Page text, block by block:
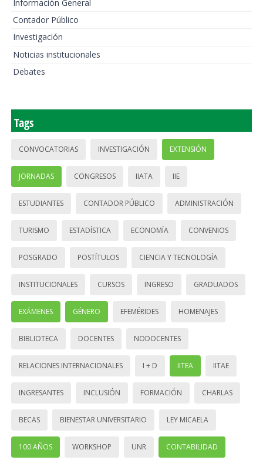
Información General
Contador Público
Investigación
Noticias institucionales
Debates
Tags
CONVOCATORIAS INVESTIGACIÓN EXTENSIÓN
JORNADAS CONGRESOS IIATA IIE
ESTUDIANTES CONTADOR PÚBLICO ADMINISTRACIÓN
TURISMO ESTADÍSTICA ECONOMÍA CONVENIOS
POSGRADO POSTÍTULOS CIENCIA Y TECNOLOGÍA
INSTITUCIONALES CURSOS INGRESO GRADUADOS
EXÁMENES GÉNERO EFEMÉRIDES HOMENAJES
BIBLIOTECA DOCENTES NODOCENTES
RELACIONES INTERNACIONALES I + D IITEA IITAE
INGRESANTES INCLUSIÓN FORMACIÓN CHARLAS
BECAS BIENESTAR UNIVERSITARIO LEY MICAELA
100 AÑOS WORKSHOP UNR CONTABILIDAD